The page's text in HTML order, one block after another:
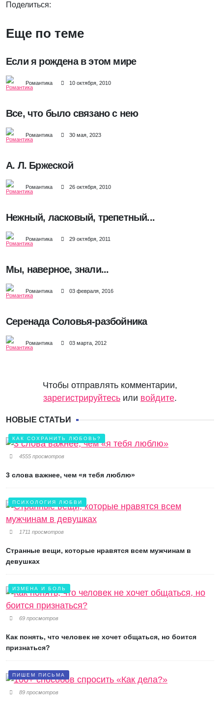
Поделиться:
Еще по теме
Если я рождена в этом мире
Романтика 10 октября, 2010
Все, что было связано с нею
Романтика 30 мая, 2023
А. Л. Бржеской
Романтика 26 октября, 2010
Нежный, ласковый, трепетный...
Романтика 29 октября, 2011
Мы, наверное, знали...
Романтика 03 февраля, 2016
Серенада Соловья-разбойника
Романтика 03 марта, 2012
Чтобы отправлять комментарии,
зарегистрируйтесь или войдите.
НОВЫЕ СТАТЬИ
КАК СОХРАНИТЬ ЛЮБОВЬ?
4555 просмотров
3 слова важнее, чем «я тебя люблю»
ПСИХОЛОГИЯ ЛЮБВИ
1711 просмотров
Странные вещи, которые нравятся всем мужчинам в
девушках
ИЗМЕНА И БОЛЬ
69 просмотров
Как понять, что человек не хочет общаться, но боится
признаться?
ПИШЕМ ПИСЬМА
89 просмотров